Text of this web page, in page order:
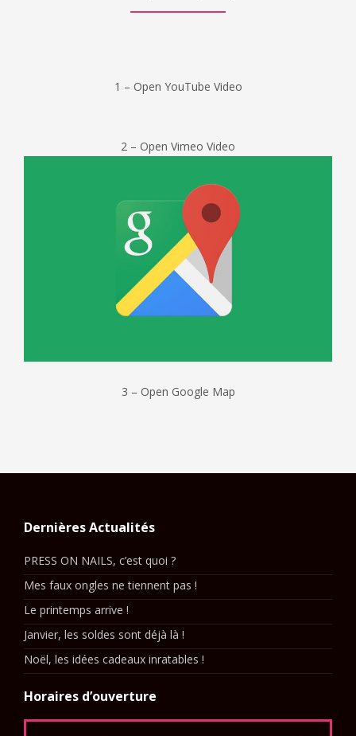
1 – Open YouTube Video
2 – Open Vimeo Video
3 – Open Google Map
Dernières Actualités
PRESS ON NAILS, c’est quoi ?
Mes faux ongles ne tiennent pas !
Le printemps arrive !
Janvier, les soldes sont déjà là !
Noël, les idées cadeaux inratables !
Horaires d’ouverture